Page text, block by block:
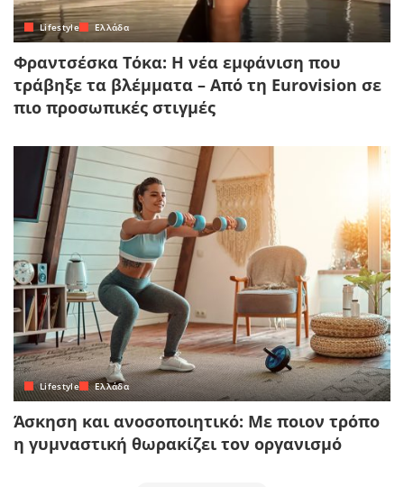
Lifestyle Ελλάδα
Φραντσέσκα Τόκα: Η νέα εμφάνιση που
τράβηξε τα βλέμματα – Από τη Eurovision σε
πιο προσωπικές στιγμές
Lifestyle Ελλάδα
Άσκηση και ανοσοποιητικό: Με ποιον τρόπο
η γυμναστική θωρακίζει τον οργανισμό